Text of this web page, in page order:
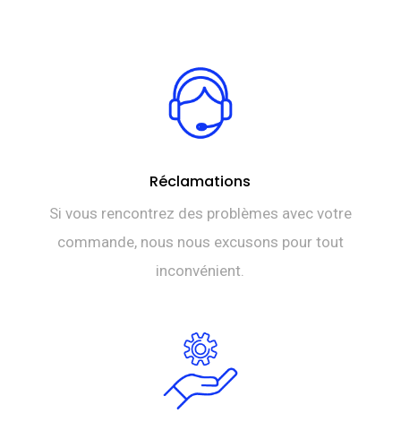
Réclamations
Si vous rencontrez des problèmes avec votre
commande, nous nous excusons pour tout
inconvénient.